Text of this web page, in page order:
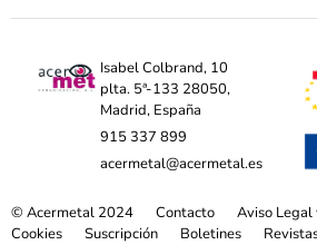
Isabel Colbrand, 10
plta. 5ª-133 28050,
Madrid, España
915 337 899
acermetal@acermetal.es
© Acermetal 2024 Contacto
Aviso Legal
Cookies
Suscripción Boletines